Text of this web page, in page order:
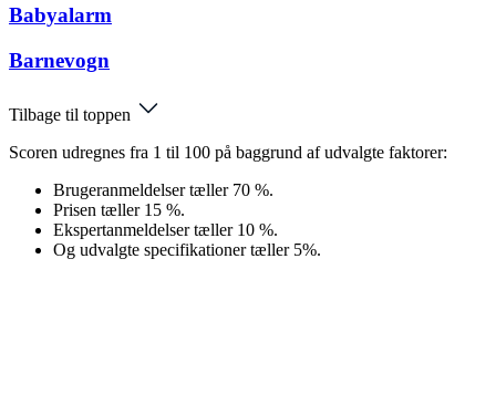
Babyalarm
Barnevogn
Tilbage til toppen
Scoren udregnes fra 1 til 100 på baggrund af udvalgte faktorer:
Brugeranmeldelser tæller 70 %.
Prisen tæller 15 %.
Ekspertanmeldelser tæller 10 %.
Og udvalgte specifikationer tæller 5%.